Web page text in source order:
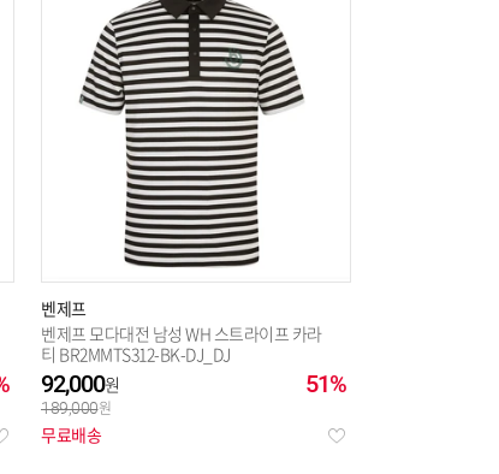
벤제프
벤제프 모다대전 남성 WH 스트라이프 카라
티 BR2MMTS312-BK-DJ_DJ
51%
92,000
189,000
무료배송